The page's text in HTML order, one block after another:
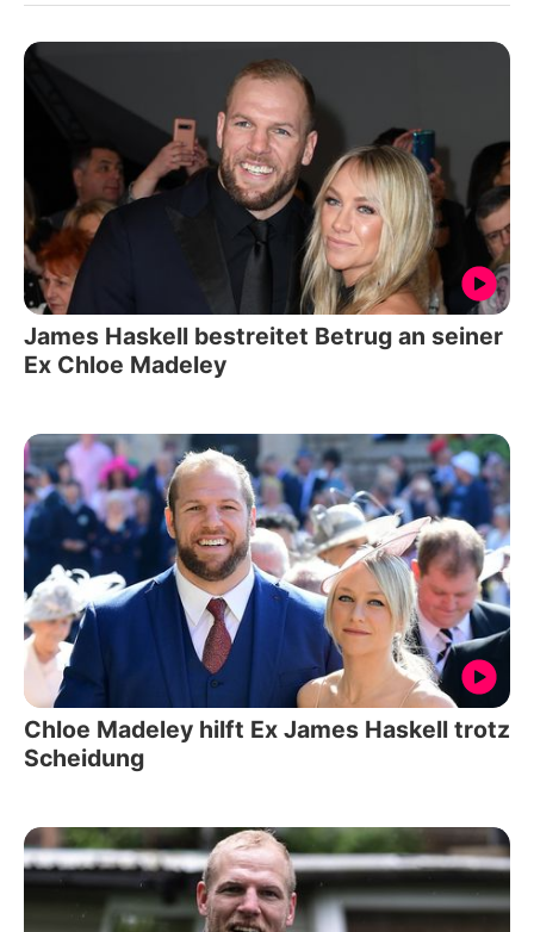
James Haskell bestreitet Betrug an seiner
Ex Chloe Madeley
Chloe Madeley hilft Ex James Haskell trotz
Scheidung